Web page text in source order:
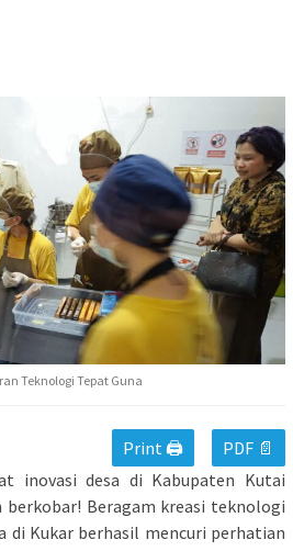
Teknologi Tepat Guna
Print 🖨
PDF 📄
inovasi desa di Kabupaten Kutai
berkobar! Beragam kreasi teknologi
di Kukar berhasil mencuri perhatian